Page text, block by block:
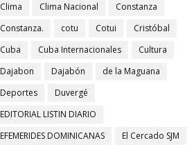
Clima
Clima Nacional
Constanza
Constanza.
cotu Cotui
Cristóbal
Cuba
Cuba Internacionales
Cultura
Dajabon
Dajabón
de la Maguana
Deportes
Duvergé
EDITORIAL LISTIN DIARIO
EFEMERIDES DOMINICANAS
El Cercado SJM